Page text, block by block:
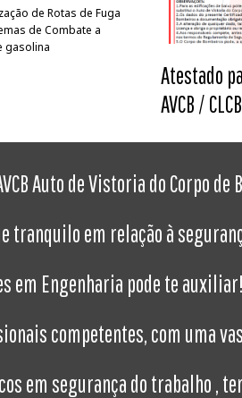
de Rotas de Fuga
de Combate a
gasolina
Atestado
AVCB / CLCB
Auto de Vistoria do Corpo
tranquilo em relação à
em Engenharia pode te
competentes, com uma
em segurança do trabalho ,